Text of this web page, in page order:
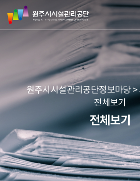
네
본문 바로가기
메뉴 바로가기
원
주
시
리
공
단
원주시시설관리공단정보마당 >
전체보기
전체보기